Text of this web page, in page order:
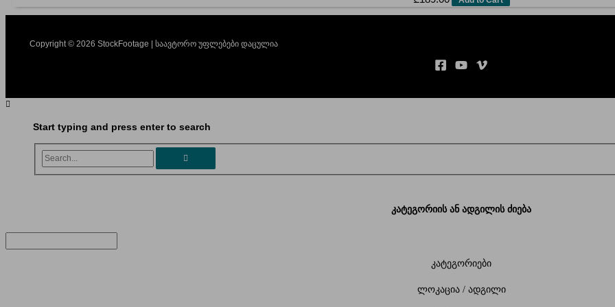
Copyright © 2026 StockFootage | საავტორო უფლებები დაცულია
Start typing and press enter to search
Search...
კატეგორიის ან ადგილის ძიება
კატეგორიები
ლოკაცია / ადგილი